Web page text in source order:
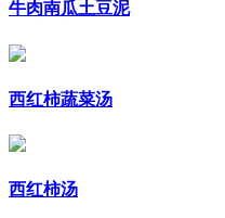
牛肉南瓜土豆泥
西红柿蔬菜汤
西红柿汤